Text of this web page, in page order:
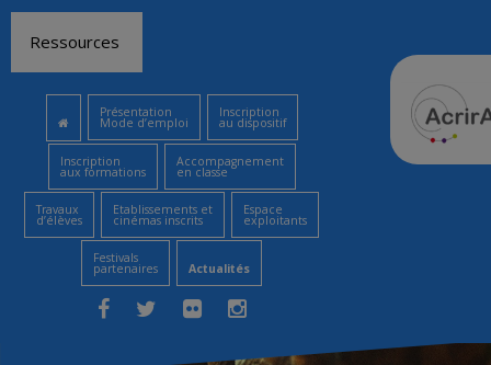
contenu
Ressources
Présentation
Mode d’emploi
Inscription
au dispositif
Inscription
aux formations
Accompagnement
en classe
Travaux
d’élèves
Etablissements et
cinémas inscrits
Espace
exploitants
Festivals
partenaires Actualités